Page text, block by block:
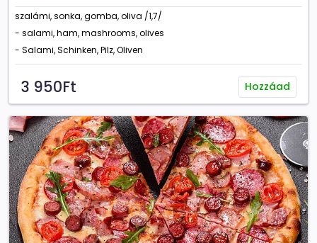
szalámi, sonka, gomba, oliva /1,7/
- salami, ham, mashrooms, olives
- Salami, Schinken, Pilz, Oliven
3 950Ft Hozzáad